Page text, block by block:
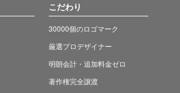
こだわり
30000個のロゴマーク
厳選プロデザイナー
明朗会計・追加料金ゼロ
著作権完全譲渡